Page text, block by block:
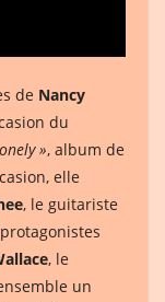
de Nancy
du
», album de
elle
, le guitariste
, le
un